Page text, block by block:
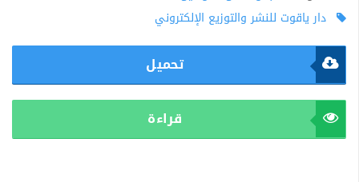
دار ياقوت للنشر والتوزيع الإلكتروني
تحميل
قراءة